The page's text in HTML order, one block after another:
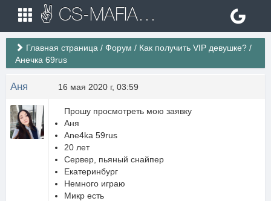
✌ CS-MAFIA.RU ✌ Игровые сервера Counter Strike 1.6
Главная страница / Форум / Как получить VIP девушке? /
Анечка 69rus
Аня 16 мая 2020 г, 03:59
Прошу просмотреть мою заявку
Аня
Ane4ka 59rus
20 лет
Сервер, пьяный снайпер
Екатеринбург
Немного играю
Микр есть